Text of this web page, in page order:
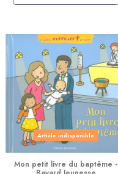
Article indisponible
Mon petit livre du baptême -